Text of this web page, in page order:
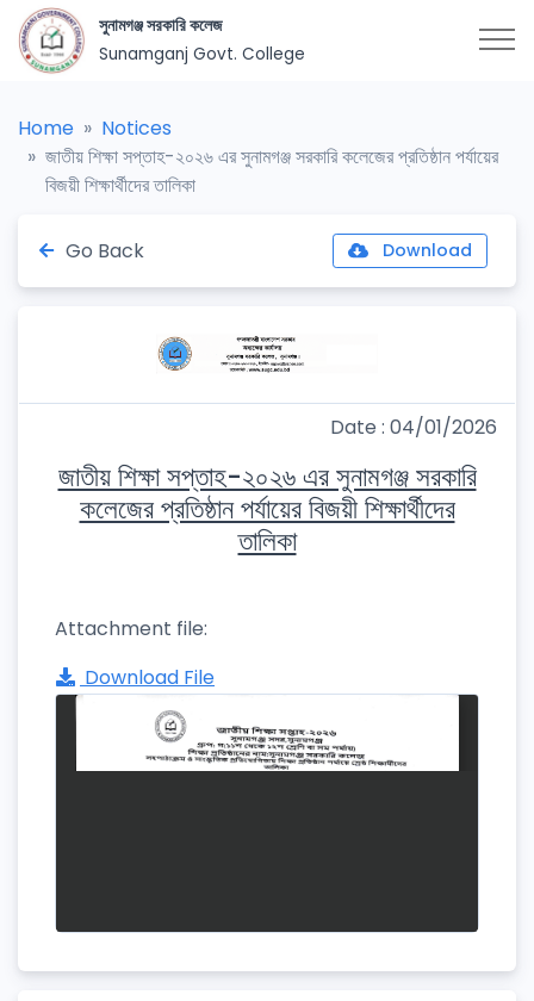
সুনামগঞ্জ সরকারি কলেজ
Sunamganj Govt. College
Home
Notices
জাতীয় শিক্ষা সপ্তাহ-২০২৬ এর সুনামগঞ্জ সরকারি কলেজের প্রতিষ্ঠান পর্যায়ের
বিজয়ী শিক্ষার্থীদের তালিকা
Go Back Download
Date : 04/01/2026
জাতীয় শিক্ষা সপ্তাহ-২০২৬ এর সুনামগঞ্জ সরকারি
কলেজের প্রতিষ্ঠান পর্যায়ের বিজয়ী শিক্ষার্থীদের
তালিকা
Attachment file:
Download File